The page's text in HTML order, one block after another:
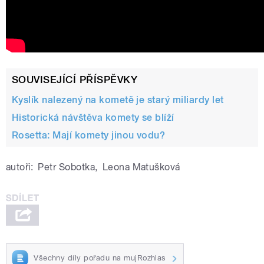
SOUVISEJÍCÍ PŘÍSPĚVKY
Kyslík nalezený na kometě je starý miliardy let
Historická návštěva komety se blíží
Rosetta: Mají komety jinou vodu?
autoři: Petr Sobotka, Leona Matušková
Všechny díly pořadu na mujRozhlas